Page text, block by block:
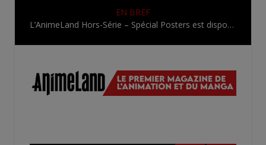
EN BREF
L’AnimeLand Hors-Série – Spécial Posters est disponible !